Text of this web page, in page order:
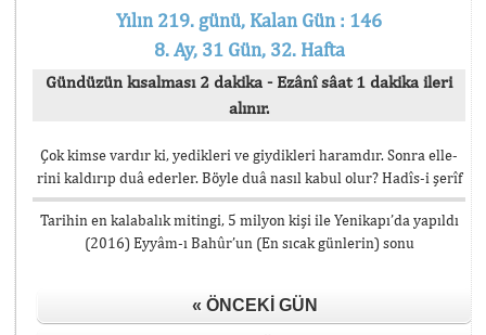
Yılın 219. günü, Kalan Gün : 146
8. Ay, 31 Gün, 32. Hafta
Gündüzün kısalması 2 dakika - Ezânî sâat 1 dakika ileri
alınır.
Çok kimse vardır ki, yedikleri ve giydikleri haramdır. Sonra elle-
rini kaldırıp duâ ederler. Böyle duâ nasıl kabul olur? Hadîs-i şerîf
Tarihin en kalabalık mitingi, 5 milyon kişi ile Yenikapı’da yapıldı
(2016) Eyyâm-ı Bahûr’un (En sıcak günlerin) sonu
« ÖNCEKI GÜN